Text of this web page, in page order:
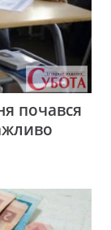
почався